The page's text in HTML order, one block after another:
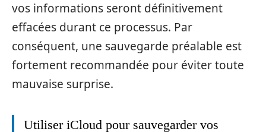
vos informations seront définitivement
effacées durant ce processus. Par
conséquent, une sauvegarde préalable est
fortement recommandée pour éviter toute
mauvaise surprise.
Utiliser iCloud pour sauvegarder vos